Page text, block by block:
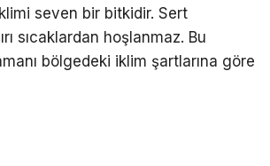
seven bir bitkidir. Sert
sıcaklardan hoşlanmaz. Bu
bölgedeki iklim şartlarına göre